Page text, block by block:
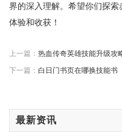
界的深入理解。希望你们探
体验和收获！
上一篇： 热血传奇英雄技能升级攻
下一篇： 白日门书页在哪换技能书
最新资讯